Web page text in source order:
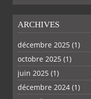
PLUS
ARCHIVES
décembre 2025 (1)
octobre 2025 (1)
juin 2025 (1)
décembre 2024 (1)